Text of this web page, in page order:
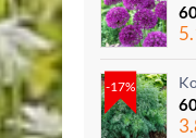
-17%